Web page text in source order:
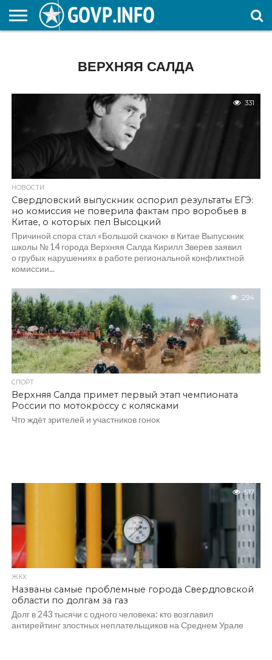
ОБРАЗОВАНИЕВЕРХНЯЯ САЛДА
331
НОВОСТИ
Свердловский выпускник оспорил результаты ЕГЭ:
но комиссия не поверила фактам про воробьев в
Китае, о которых пел Высоцкий
Причиной спора стал «Большой скачок» в Китае Выпускник
школы № 14 города Верхняя Салда Кирилл Зверев заявил
о грубых нарушениях в работе региональной конфликтной
комиссии...
294
СПОРТ
Верхняя Салда примет первый этап чемпионата
России по мотокроссу с колясками
Что ждёт зрителей и участников гонок
517
ЖКХ
Названы самые проблемные города Свердловской
области по долгам за газ
Долг в 243 тысячи с одного человека: кто возглавил
антирейтинг злостных неплательщиков на Среднем Урале